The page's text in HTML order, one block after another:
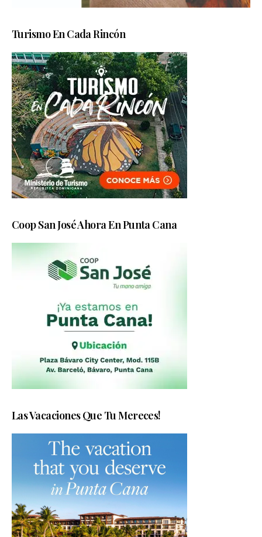
Turismo En Cada Rincón
Coop San José Ahora En Punta Cana
Las Vacaciones Que Tu Mereces!